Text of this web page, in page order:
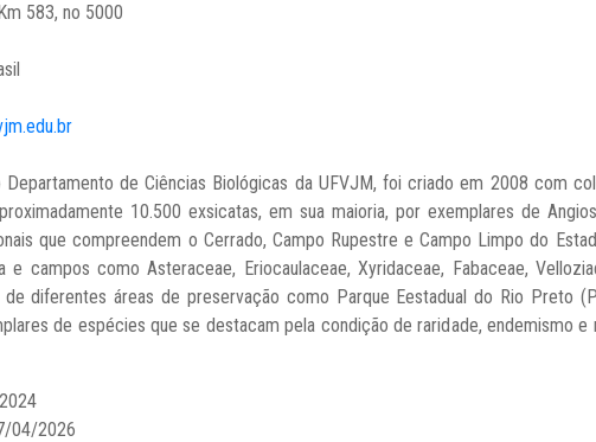
583, no 5000
Departamento de Ciências Biológicas da UFVJM, foi criado em 2008 com
10.500 exsicatas, em sua maioria, por exemplares de
que compreendem o Cerrado, Campo Rupestre e Campo Limpo do
e campos como Asteraceae, Eriocaulaceae, Xyridaceae, Fabaceae,
diferentes áreas de preservação como Parque Eestadual do Rio Preto
de espécies que se destacam pela condição de raridade, endemismo
04/2026